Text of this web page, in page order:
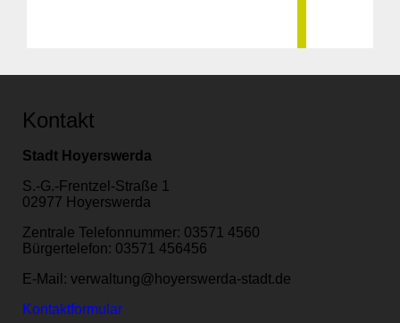
Kontakt
Stadt Hoyerswerda
S.-G.-Frentzel-Straße 1
02977 Hoyerswerda
Zentrale Telefonnummer: 03571 4560
Bürgertelefon: 03571 456456
E-Mail: verwaltung@hoyerswerda-stadt.de
Kontaktformular